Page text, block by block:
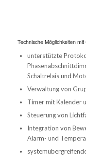
Technische Möglichkeiten mit
unterstützte
Schaltrelais und
Verwaltung von
Timer mit Kalender
Steuerung von
Integration von
Alarm- und